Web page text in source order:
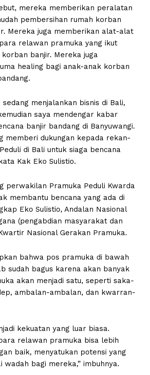
mereka memberikan peralatan
pembersihan rumah korban
Mereka juga memberikan alat-alat
relawan pramuka yang ikut
banjir. Mereka juga
healing bagi anak-anak korban
sedang menjalankan bisnis di Bali,
saya mendengar kabar
banjir bandang di Banyuwangi.
memberi dukungan kepada rekan-
di Bali untuk siaga bencana
Kak Eko Sulistio.
perwakilan Pramuka Peduli Kwarda
membantu bencana yang ada di
Eko Sulistio, Andalan Nasional
(pengabdian masyarakat dan
Nasional Gerakan Pramuka.
bahwa pos pramuka di bawah
sudah bagus karena akan banyak
akan menjadi satu, seperti saka-
ambalan-ambalan, dan kwarran-
kekuatan yang luar biasa.
relawan pramuka bisa lebih
baik, menyatukan potensi yang
wadah bagi mereka,” imbuhnya.